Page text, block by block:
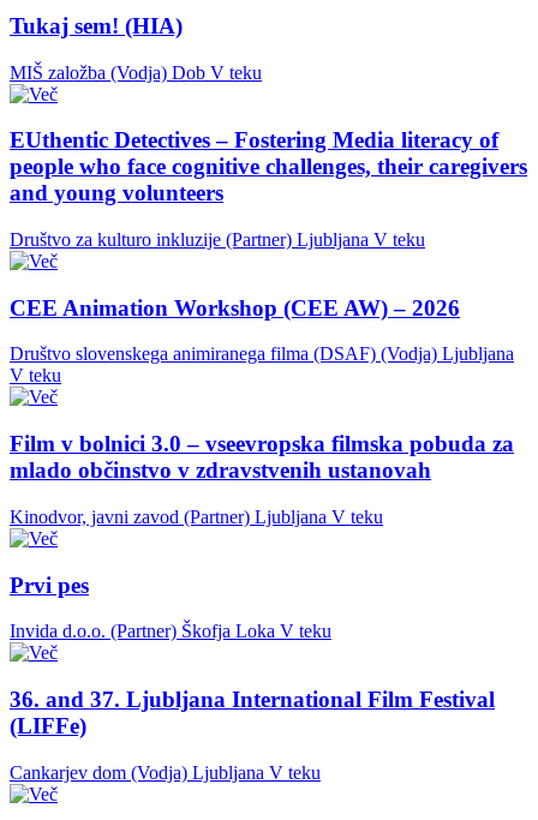
Tukaj sem! (HIA)
MIŠ založba (Vodja) Dob V teku
EUthentic Detectives – Fostering Media literacy of
people who face cognitive challenges, their caregivers
and young volunteers
Društvo za kulturo inkluzije (Partner) Ljubljana V teku
CEE Animation Workshop (CEE AW) – 2026
Društvo slovenskega animiranega filma (DSAF) (Vodja) Ljubljana
V teku
Film v bolnici 3.0 – vseevropska filmska pobuda za
mlado občinstvo v zdravstvenih ustanovah
Kinodvor, javni zavod (Partner) Ljubljana V teku
Prvi pes
Invida d.o.o. (Partner) Škofja Loka V teku
36. and 37. Ljubljana International Film Festival
(LIFFe)
Cankarjev dom (Vodja) Ljubljana V teku